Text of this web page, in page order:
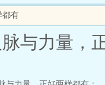
都有
与力量，